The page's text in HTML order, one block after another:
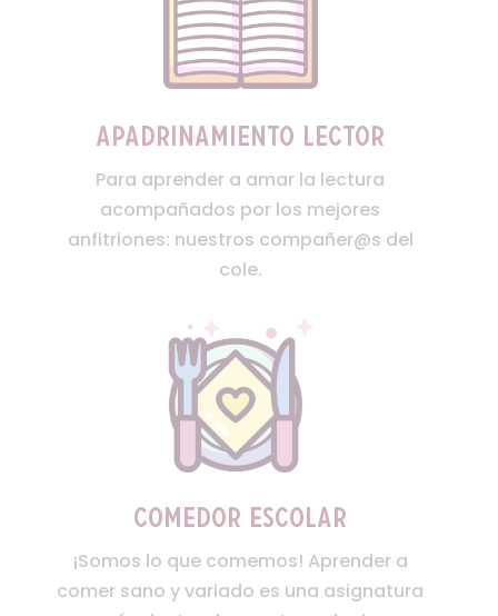
Apadrinamiento lector
Para aprender a amar la lectura
acompañados por los mejores
anfitriones: nuestros compañer@s del
cole.
Comedor escolar
¡Somos lo que comemos! Aprender a
comer sano y variado es una asignatura